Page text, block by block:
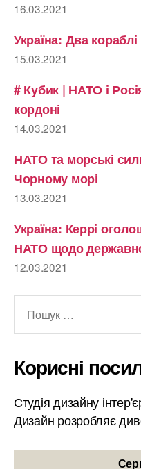
16.03.2021
Україна: Два
15.03.2021
# Кубик | НАТО і
кордоні
14.03.2021
НАТО та морські
Чорному морі
13.03.2021
Україна: Керрі
НАТО щодо
12.03.2021
Корисні
Студія дизайну
Дизайн розробляє